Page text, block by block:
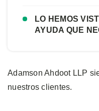
LO HEMOS
AYUDA QUE
Adamson Ahdoot LLP
nuestros clientes.